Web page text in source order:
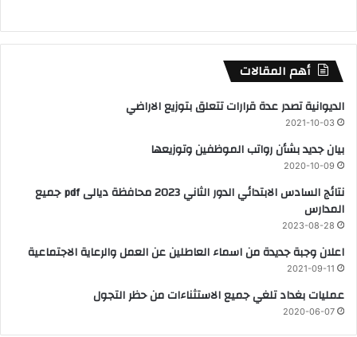
أهم المقالات
الديوانية تصدر عدة قرارات تتعلق بتوزيع الاراضي
2021-10-03
بيان جديد بشأن رواتب الموظفين وتوزيعها
2020-10-09
نتائج السادس الابتدائي الدور الثاني 2023 محافظة ديالى pdf جميع
المدارس
2023-08-28
اعلان وجبة جديدة من اسماء العاطلين عن العمل والرعاية الاجتماعية
2021-09-11
عمليات بغداد تلغي جميع الاستثناءات من حظر التجول
2020-06-07